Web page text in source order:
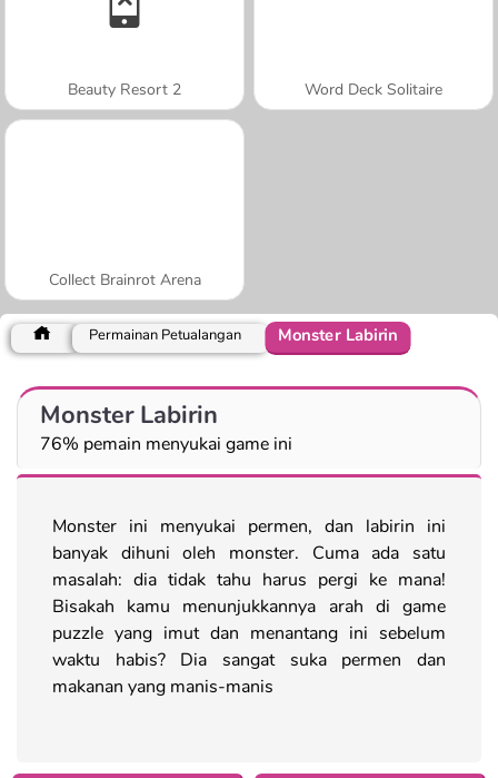
Beauty Resort 2 Word Deck Solitaire
Collect Brainrot Arena
Permainan Petualangan Monster Labirin
Monster Labirin
76% pemain menyukai game ini
Monster ini menyukai permen, dan labirin ini
banyak dihuni oleh monster. Cuma ada satu
masalah: dia tidak tahu harus pergi ke mana!
Bisakah kamu menunjukkannya arah di game
puzzle yang imut dan menantang ini sebelum
waktu habis? Dia sangat suka permen dan
makanan yang manis-manis